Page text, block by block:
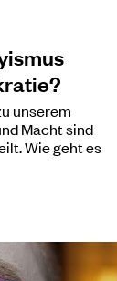
unserem
Macht sind
Wie geht es